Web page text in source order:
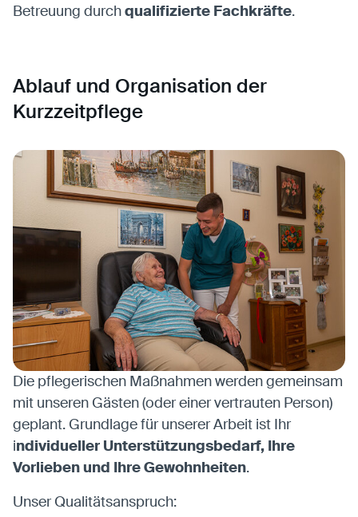
Betreuung durchqualifizierte Fachkräfte.
Ablauf und Organisation der
Kurzzeitpflege
Die pflegerischen Maßnahmen werden gemeinsam
mit unseren Gästen (oder einer vertrauten Person)
geplant. Grundlage für unserer Arbeit ist Ihr
individueller Unterstützungsbedarf, Ihre
Vorlieben und Ihre Gewohnheiten.
Unser Qualitätsanspruch: